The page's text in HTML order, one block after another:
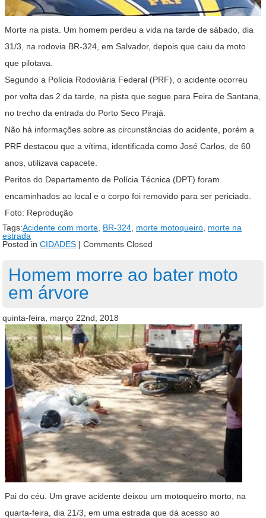
Morte na pista. Um homem perdeu a vida na tarde de sábado, dia
31/3, na rodovia BR-324, em Salvador, depois que caiu da moto
que pilotava.
Segundo a Polícia Rodoviária Federal (PRF), o acidente ocorreu
por volta das 2 da tarde, na pista que segue para Feira de Santana,
no trecho da entrada do Porto Seco Pirajá.
Não há informações sobre as circunstâncias do acidente, porém a
PRF destacou que a vítima, identificada como José Carlos, de 60
anos, utilizava capacete.
Peritos do Departamento de Polícia Técnica (DPT) foram
encaminhados ao local e o corpo foi removido para ser periciado.
Foto: Reprodução
Tags:Acidente com morte BR-324 morte motoqueiro morte na
estrada
Posted in CIDADES | Comments Closed
Homem morre ao bater moto
em árvore
quinta-feira, março 22nd, 2018
Pai do céu. Um grave acidente deixou um motoqueiro morto, na
quarta-feira, dia 21/3, em uma estrada que dá acesso ao